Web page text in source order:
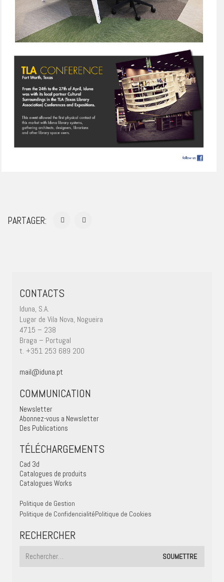
PARTAGER:
CONTACTS
Iduna, S.A.
Lugar de Vila Nova, Nogueira
4715 – 238
Braga – Portugal
t. +351 253 689 200
mail@iduna.pt
COMMUNICATION
Newsletter
Abonnez-vous a Newsletter
Des Publications
TÉLÉCHARGEMENTS
Cad 3d
Catalogues de produits
Catalogues Works
Politique de Gestion
Politique de ConfidencialitéPolitique de Cookies
RECHERCHER